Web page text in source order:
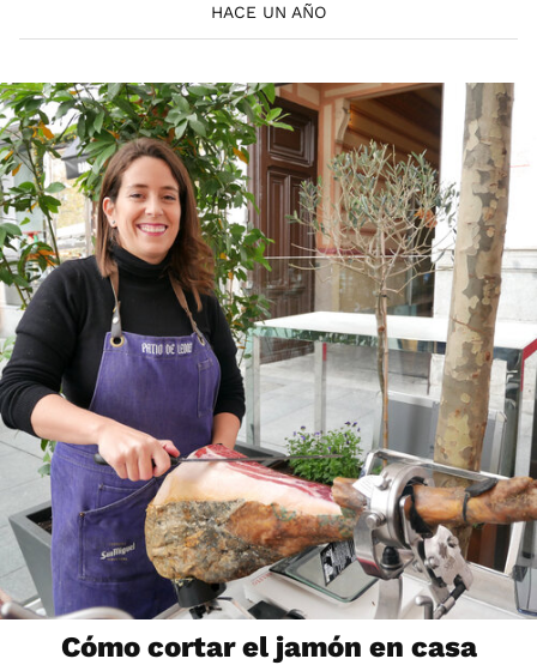
HACE UN AÑO
Cómo cortar el jamón en casa